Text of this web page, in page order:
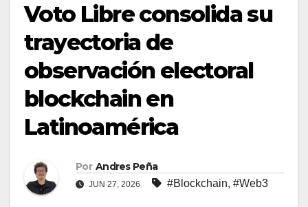
Voto Libre consolida su
trayectoria de
observación electoral
blockchain en
Latinoamérica
Por Andres Peña
JUN 27, 2026 #Blockchain, #Web3